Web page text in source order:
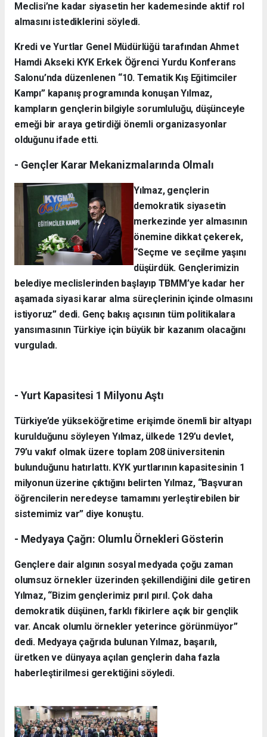
Meclisi’ne kadar siyasetin her kademesinde aktif rol
almasını istediklerini söyledi.
Kredi ve Yurtlar Genel Müdürlüğü tarafından Ahmet
Hamdi Akseki KYK Erkek Öğrenci Yurdu Konferans
Salonu’nda düzenlenen “10. Tematik Kış Eğitimciler
Kampı” kapanış programında konuşan Yılmaz,
kampların gençlerin bilgiyle sorumluluğu, düşünceyle
emeği bir araya getirdiği önemli organizasyonlar
olduğunu ifade etti.
- Gençler Karar Mekanizmalarında Olmalı
Yılmaz, gençlerin
demokratik siyasetin
merkezinde yer almasının
önemine dikkat çekerek,
“Seçme ve seçilme yaşını
düşürdük. Gençlerimizin
belediye meclislerinden başlayıp TBMM’ye kadar her
aşamada siyasi karar alma süreçlerinin içinde olmasını
istiyoruz” dedi. Genç bakış açısının tüm politikalara
yansımasının Türkiye için büyük bir kazanım olacağını
vurguladı.
- Yurt Kapasitesi 1 Milyonu Aştı
Türkiye’de yükseköğretime erişimde önemli bir altyapı
kurulduğunu söyleyen Yılmaz, ülkede 129’u devlet,
79’u vakıf olmak üzere toplam 208 üniversitenin
bulunduğunu hatırlattı. KYK yurtlarının kapasitesinin 1
milyonun üzerine çıktığını belirten Yılmaz, “Başvuran
öğrencilerin neredeyse tamamını yerleştirebilen bir
sistemimiz var” diye konuştu.
- Medyaya Çağrı: Olumlu Örnekleri Gösterin
Gençlere dair algının sosyal medyada çoğu zaman
olumsuz örnekler üzerinden şekillendiğini dile getiren
Yılmaz, “Bizim gençlerimiz pırıl pırıl. Çok daha
demokratik düşünen, farklı fikirlere açık bir gençlik
var. Ancak olumlu örnekler yeterince görünmüyor”
dedi. Medyaya çağrıda bulunan Yılmaz, başarılı,
üretken ve dünyaya açılan gençlerin daha fazla
haberleştirilmesi gerektiğini söyledi.